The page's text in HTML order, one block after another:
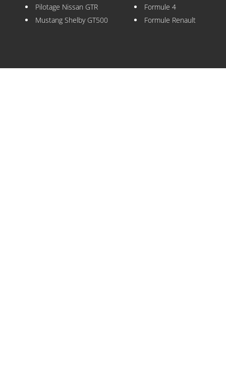
Pilotage Nissan GTR
Mustang Shelby GT500
Formule 4
Formule Renault